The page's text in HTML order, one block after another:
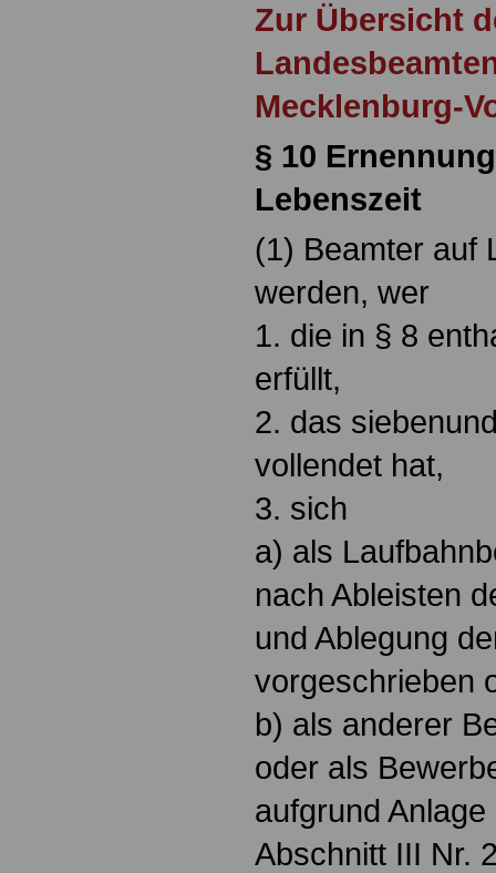
Zur Übersicht
Mecklenburg-
§ 10
Lebenszeit
(1) Beamter auf
werden, wer
1. die in § 8
erfüllt,
2. das
vollendet hat,
3. sich
a) als
nach Ableisten
und Ablegung
vorgeschrieben
b) als anderer
oder als
aufgrund
Abschnitt III Nr.